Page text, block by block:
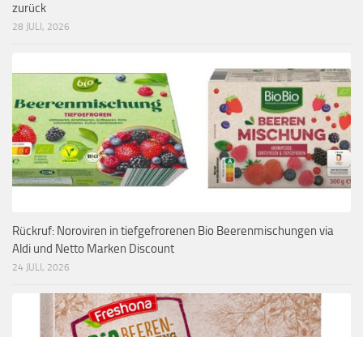
zurück
28 JULI, 2026
Rückruf: Noroviren in tiefgefrorenen Bio Beerenmischungen via
Aldi und Netto Marken Discount
24 JULI, 2026